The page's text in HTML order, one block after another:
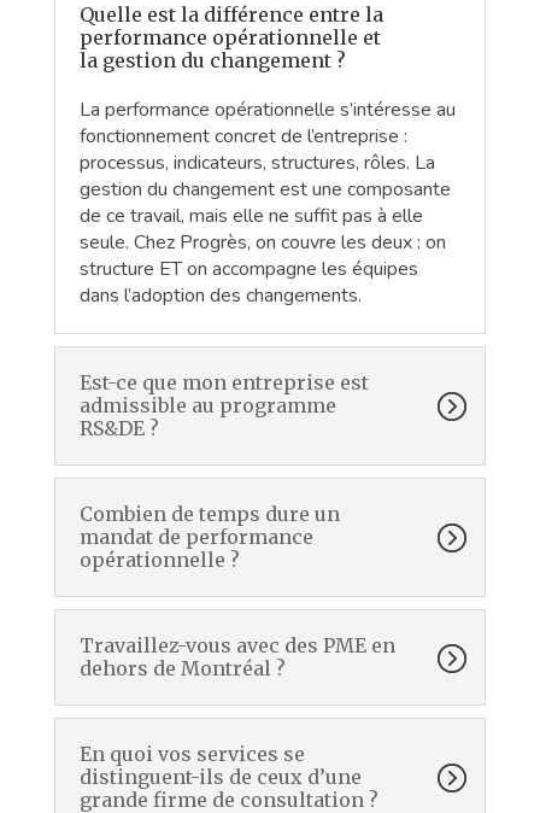
Quelle est la différence entre la
performance opérationnelle et
la gestion du changement ?
La performance opérationnelle s’intéresse au
fonctionnement concret de l’entreprise :
processus, indicateurs, structures, rôles. La
gestion du changement est une composante
de ce travail, mais elle ne suffit pas à elle
seule. Chez Progrès, on couvre les deux : on
structure ET on accompagne les équipes
dans l’adoption des changements.
Est-ce que mon entreprise est
admissible au programme
RS&DE ?
Combien de temps dure un
mandat de performance
opérationnelle ?
Travaillez-vous avec des PME en
dehors de Montréal ?
En quoi vos services se
distinguent-ils de ceux d’une
grande firme de consultation ?